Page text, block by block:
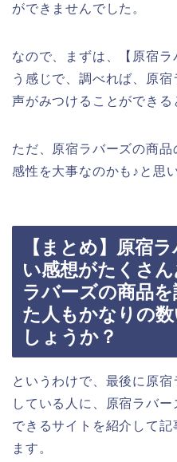
ができませんでした。
なので、まずは、【原宿
う感じで、調べれば、原
声がみつけることができる
ただ、原宿ラバーズの商
感性を大事なのかも♪と思
【まとめ】原宿
い感想がたくさ
ラバーズの商品
た人もかなりの
しょうか？
というわけで、最後に原
している人に、原宿ラバ
できるサイトを紹介して
ます。